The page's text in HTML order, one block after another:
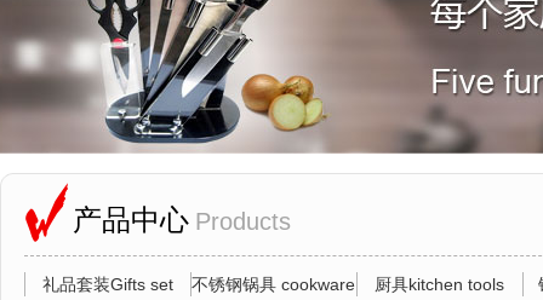
产品中心 Products
礼品套装Gifts set 不锈钢锅具 cookware 厨具kitchen tools